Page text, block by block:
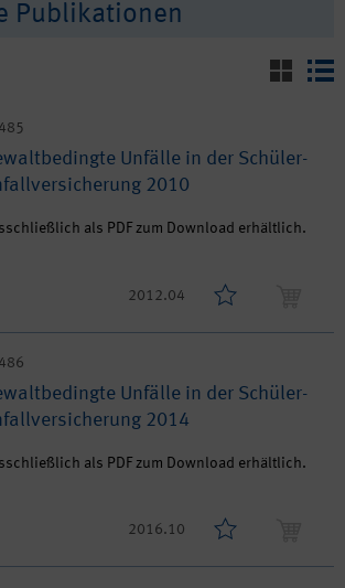
Publikationen
Unfälle in der Schüler-
2010
als PDF zum Download erhältlich.
2012.04
Unfälle in der Schüler-
2014
als PDF zum Download erhältlich.
2016.10